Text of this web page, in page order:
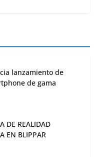
lanzamiento de
de gama
DE REALIDAD
EN BLIPPAR